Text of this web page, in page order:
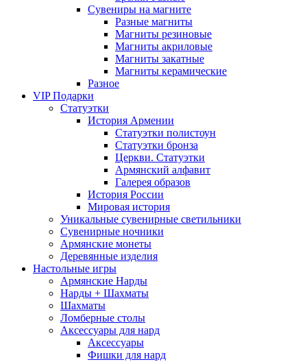
Сувениры на магните
Разные магниты
Магниты резиновые
Магниты акриловые
Магниты закатные
Магниты керамические
Разное
VIP Подарки
Статуэтки
История Армении
Статуэтки полистоун
Статуэтки бронза
Церкви. Статуэтки
Армянский алфавит
Галерея образов
История России
Мировая история
Уникальные сувенирные светильники
Сувенирные ночники
Армянские монеты
Деревянные изделия
Настольные игры
Армянские Нарды
Нарды + Шахматы
Шахматы
Ломберные столы
Аксессуары для нард
Аксессуары
Фишки для нард